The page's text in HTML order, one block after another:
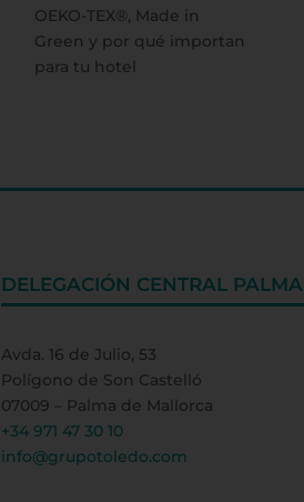
OEKO-TEX®, Made in
Green y por qué importan
para tu hotel
DELEGACIÓN CENTRAL PALMA
Avda. 16 de Julio, 53
Polígono de Son Castelló
07009 – Palma de Mallorca
+34 971 47 30 10
info@grupotoledo.com